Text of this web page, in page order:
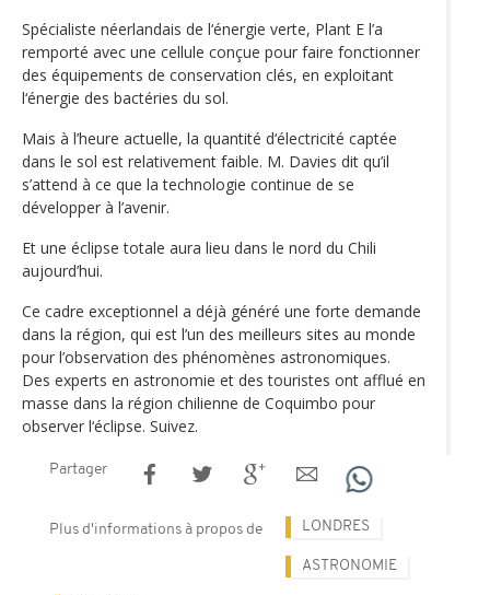
Spécialiste néerlandais de l‘énergie verte, Plant E l’a
remporté avec une cellule conçue pour faire fonctionner
des équipements de conservation clés, en exploitant
l‘énergie des bactéries du sol.
Mais à l’heure actuelle, la quantité d‘électricité captée
dans le sol est relativement faible. M. Davies dit qu’il
s’attend à ce que la technologie continue de se
développer à l’avenir.
Et une éclipse totale aura lieu dans le nord du Chili
aujourd’hui.
Ce cadre exceptionnel a déjà généré une forte demande
dans la région, qui est l’un des meilleurs sites au monde
pour l’observation des phénomènes astronomiques.
Des experts en astronomie et des touristes ont afflué en
masse dans la région chilienne de Coquimbo pour
observer l‘éclipse. Suivez.
Partager
Plus d'informations à propos de LONDRES
ASTRONOMIE